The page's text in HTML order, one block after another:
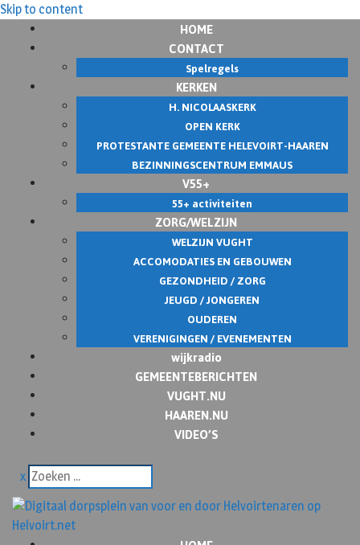
Skip to content
HOME
CONTACT
Spelregels
KERKEN
H. NICOLAASKERK
OPEN KERK
PROTESTANTE GEMEENTE HELEVOIRT-HAAREN
BEZINNINGSCENTRUM EMMAUS
V55+
55+ activiteiten
ZORG/WELZIJN
WELZIJN VUGHT
ACCOMODATIES EN GEBOUWEN
GEZONDHEID / ZORG
JEUGD / JONGEREN
OUDEREN
VERENIGINGEN / EVENEMENTEN
wijkradio
GEMEENTEBERICHTEN
VUGHT.NU
HAAREN.NU
VIDEO’S
x